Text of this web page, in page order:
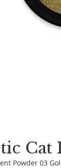
Powder 03